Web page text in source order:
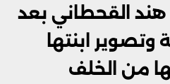
القحطاني بعد
وتصوير ابنتها
من الخلف